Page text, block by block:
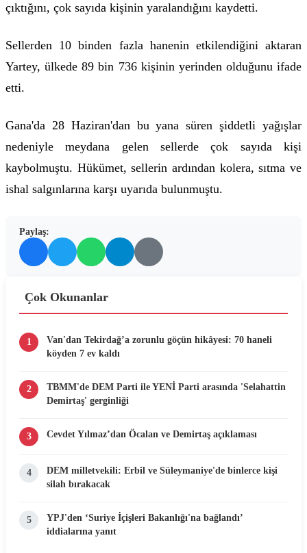
çıktığını, çok sayıda kişinin yaralandığını kaydetti.
Sellerden 10 binden fazla hanenin etkilendiğini aktaran
Yartey, ülkede 89 bin 736 kişinin yerinden olduğunu ifade
etti.
Gana'da 28 Haziran'dan bu yana süren şiddetli yağışlar
nedeniyle meydana gelen sellerde çok sayıda kişi
kaybolmuştu. Hükümet, sellerin ardından kolera, sıtma ve
ishal salgınlarına karşı uyarıda bulunmuştu.
Paylaş:
Çok Okunanlar
1
Van'dan Tekirdağ’a zorunlu göçün hikâyesi: 70 haneli
köyden 7 ev kaldı
2
TBMM'de DEM Parti ile YENİ Parti arasında 'Selahattin
Demirtaş' gerginliği
3 Cevdet Yılmaz’dan Öcalan ve Demirtaş açıklaması
4
DEM milletvekili: Erbil ve Süleymaniye'de binlerce kişi
silah bırakacak
5
YPJ'den ‘Suriye İçişleri Bakanlığı'na bağlandı’
iddialarına yanıt